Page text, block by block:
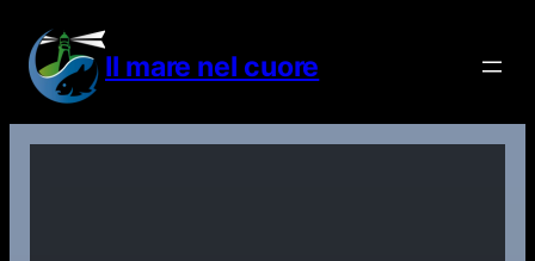
contenuto
Il mare nel cuore